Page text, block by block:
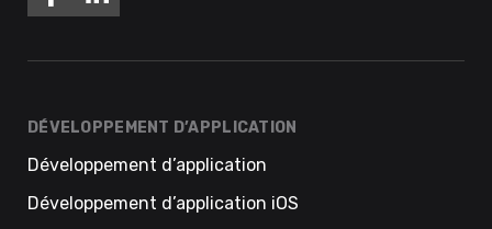
DÉVELOPPEMENT D’APPLICATION
Développement d’application
Développement d’application iOS